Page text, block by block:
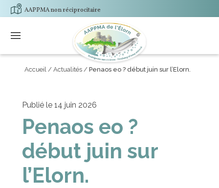
AAPPMA non réciprocitaire
Accueil / Actualités/ Penaos eo ? début juin sur l’Elorn.
Publié le 14 juin 2026
Penaos eo ?
début juin sur
l’Elorn.